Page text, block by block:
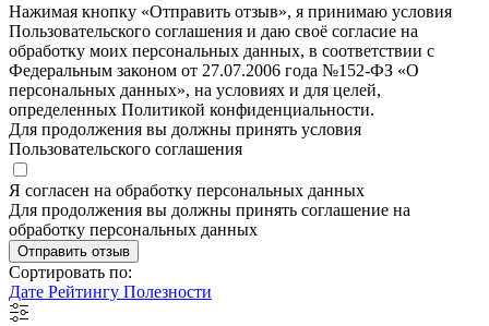
Нажимая кнопку «Отправить отзыв», я принимаю условия
Пользовательского соглашения и даю своё согласие на
обработку моих персональных данных, в соответствии с
Федеральным законом от 27.07.2006 года №152-ФЗ «О
персональных данных», на условиях и для целей,
определенных Политикой конфиденциальности.
Для продолжения вы должны принять условия
Пользовательского соглашения
Я согласен на обработку персональных данных
Для продолжения вы должны принять соглашение на
обработку персональных данных
Отправить отзыв
Сортировать по:
Дате Рейтингу Полезности